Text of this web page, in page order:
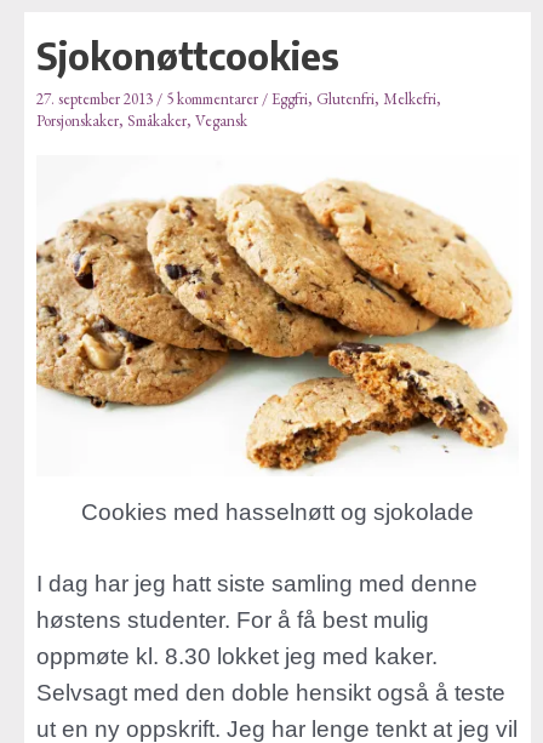
innholdet
Sjokonøttcookies
27. september 2013 / 5 kommentarer /Eggfri, Glutenfri, Melkefri,
Porsjonskaker, Småkaker,Vegansk
Cookies med hasselnøtt og sjokolade
I dag har jeg hatt siste samling med denne
høstens studenter. For å få best mulig
oppmøte kl. 8.30 lokket jeg med kaker.
Selvsagt med den doble hensikt også å teste
ut en ny oppskrift. Jeg har lenge tenkt at jeg vil
navigation